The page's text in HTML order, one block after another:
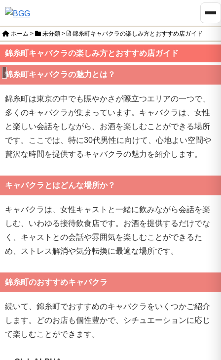
ホーム > 未分類 > 錦糸町キャバクラの楽しみ方とおすすめ店ガイド
錦糸町キャバクラの楽しみ方とおすすめ店ガイド
未分類
錦糸町キャバクラの魅力とは？
錦糸町は東京の中でも賑やかさが際立つエリアの一つで、
多くのキャバクラが集まっています。キャバクラは、女性
と楽しい会話をしながら、お酒を楽しむことができる場所
です。ここでは、特に30代男性に向けて、心地よい空間や
贅沢な時間を提供するキャバクラの魅力を紹介します。
キャバクラとはどんな場所か？
キャバクラは、女性キャストと一緒に飲みながら会話を楽
しむ、いわゆる接待飲食店です。お酒を提供するだけでな
く、キャストとの会話や雰囲気を楽しむことができるた
め、ストレス解消や気分転換に最適な場所です。
錦糸町のおすすめキャバクラ
続いて、錦糸町でおすすめのキャバクラをいくつかご紹介
します。どのお店も個性豊かで、シチュエーションに応じ
て楽しむことができます。